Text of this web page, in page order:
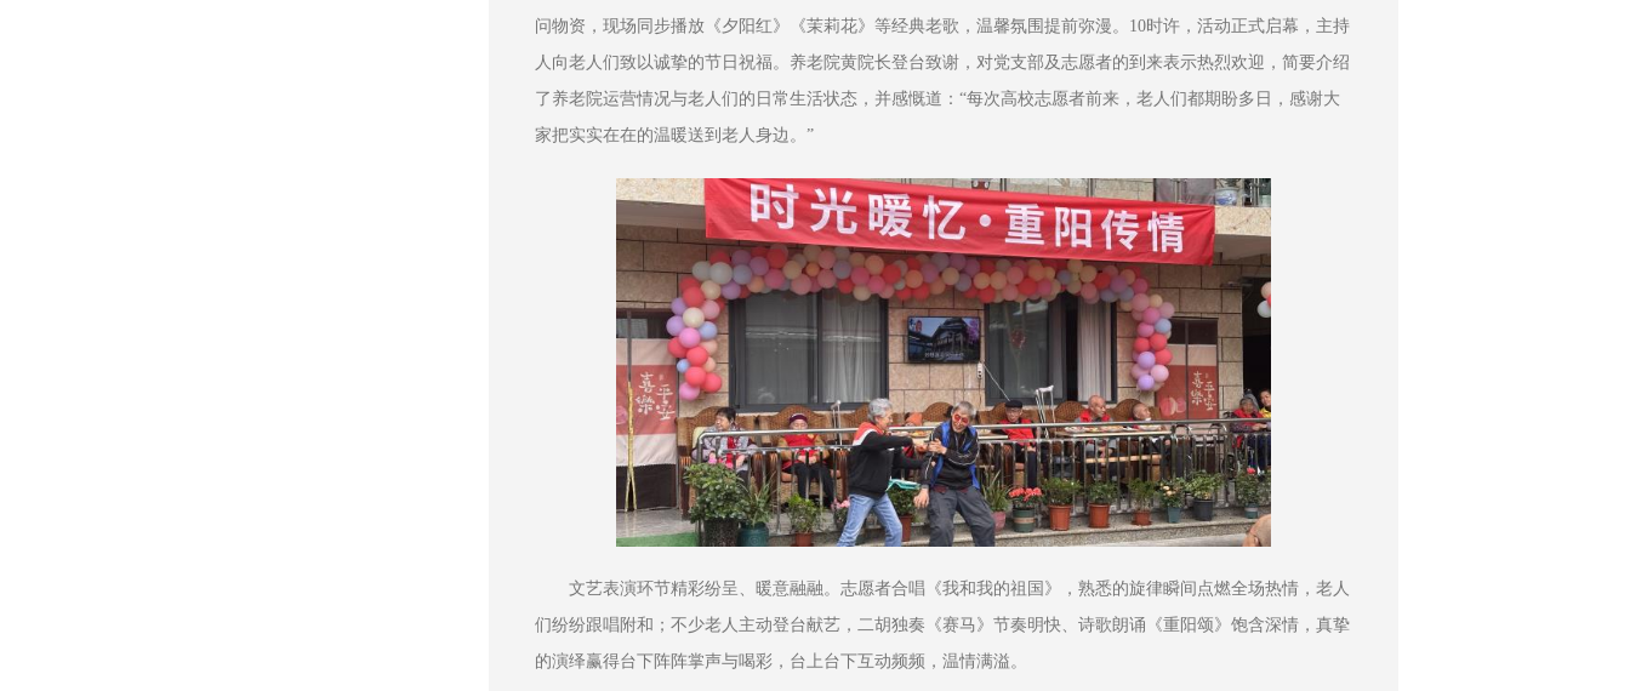
问物资，现场同步播放《夕阳红》《茉莉花》等经典老歌，温馨氛围提前弥漫。10时许，活动正式启幕，主持
人向老人们致以诚挚的节日祝福。养老院黄院长登台致谢，对党支部及志愿者的到来表示热烈欢迎，简要介绍
了养老院运营情况与老人们的日常生活状态，并感慨道：“每次高校志愿者前来，老人们都期盼多日，感谢大
家把实实在在的温暖送到老人身边。”
文艺表演环节精彩纷呈、暖意融融。志愿者合唱《我和我的祖国》，熟悉的旋律瞬间点燃全场热情，老人
们纷纷跟唱附和；不少老人主动登台献艺，二胡独奏《赛马》节奏明快、诗歌朗诵《重阳颂》饱含深情，真挚
的演绎赢得台下阵阵掌声与喝彩，台上台下互动频频，温情满溢。